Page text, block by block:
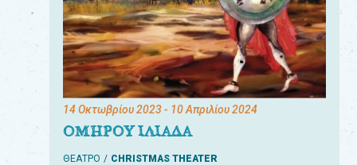
14 Οκτωβρίου 2023- 10 Απριλίου 2024
ΟΜΗΡΟΥ ΙΛΙΑΔΑ
ΘΕΑΤΡΟ CHRISTMAS THEATER